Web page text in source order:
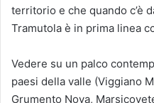
territorio e che quando c’è
Tramutola è in prima linea
Vedere su un palco
paesi della valle (Viggiano
Grumento Nova,